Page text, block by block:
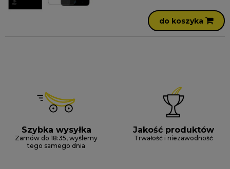
do koszyka
Szybka wysyłka
Zamów do 18:35, wyślemy
tego samego dnia
Jakość produktów
Trwałość i niezawodność